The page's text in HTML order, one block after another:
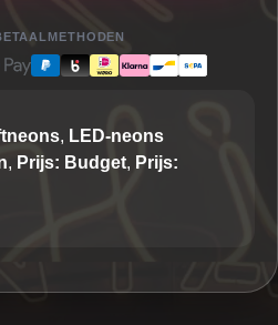
, LED-neons
, Prijs: Budget, Prijs: